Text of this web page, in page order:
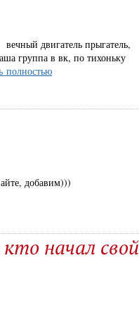
двигатель прыгатель,
группа в вк, по тихоньку
полностью
добавим)))
начал свой